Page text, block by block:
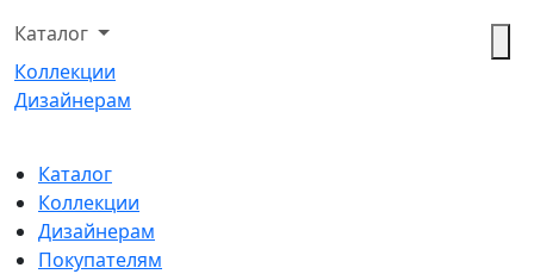
Каталог
Коллекции
Дизайнерам
Каталог
Коллекции
Дизайнерам
Покупателям